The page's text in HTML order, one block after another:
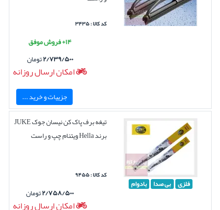
کد کالا : ۳۴۳۵
۱۴+ فروش موفق
۲/۷۳۹/۵۰۰تومان
امکان ارسال روزانه
جزییات و خرید ...
فلزی بی صدا بادوام
تیغه برف پاک کن نیسان جوک JUKE
برند Hella ویتنام چپ و راست
کد کالا : ۹۴۵۵
۲/۷۵۸/۵۰۰تومان
امکان ارسال روزانه